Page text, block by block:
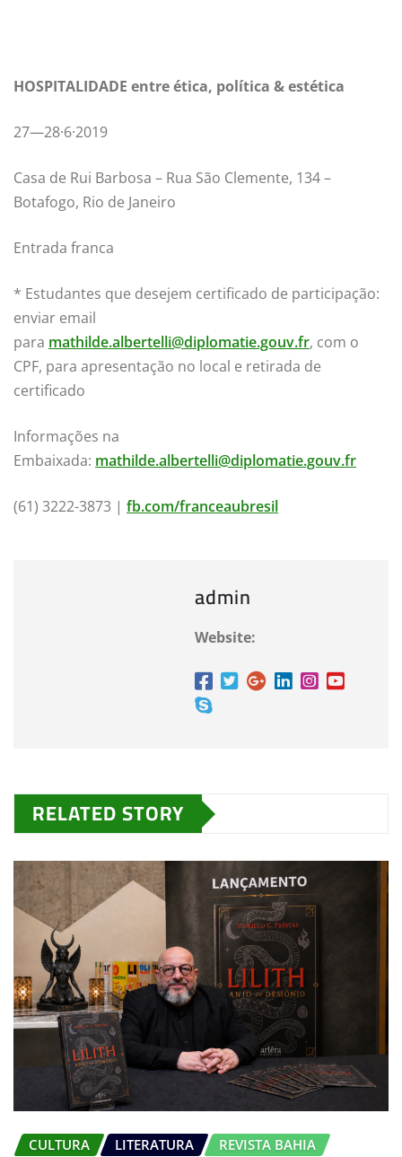
HOSPITALIDADE entre ética, política & estética
27—28·6·2019
Casa de Rui Barbosa – Rua São Clemente, 134 –
Botafogo, Rio de Janeiro
Entrada franca
* Estudantes que desejem certificado de participação:
enviar email
para mathilde.albertelli@diplomatie.gouv.fr, com o
CPF, para apresentação no local e retirada de
certificado
Informações na
Embaixada: mathilde.albertelli@diplomatie.gouv.fr
(61) 3222-3873 | fb.com/franceaubresil
admin
Website:
RELATED STORY
CULTURA LITERATURA REVISTA BAHIA